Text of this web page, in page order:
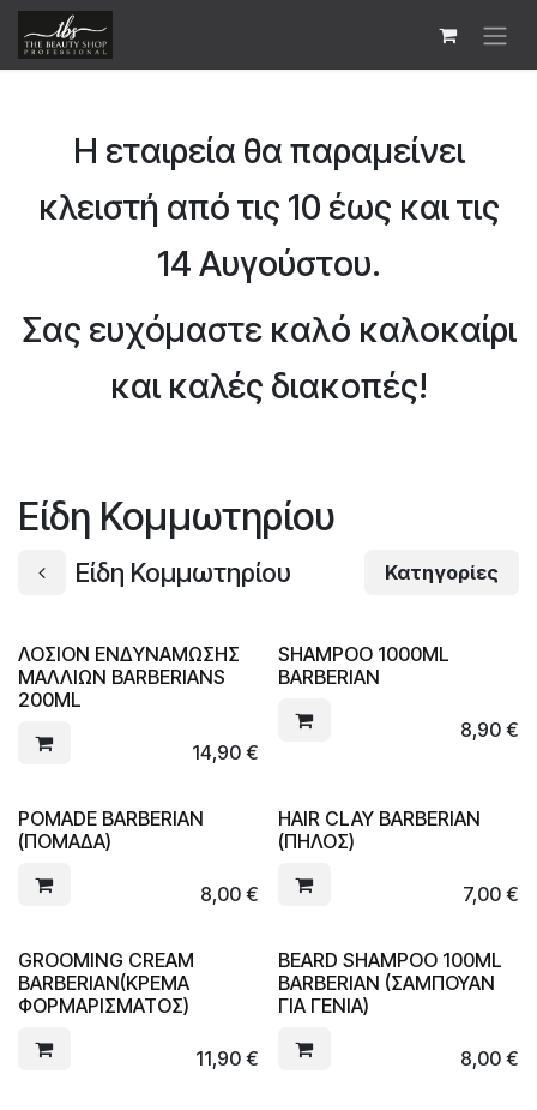
Skip to Content
Η εταιρεία θα παραμείνει
κλειστή από τις 10 έως και τις
14 Αυγούστου.
Σας ευχόμαστε καλό καλοκαίρι
και καλές διακοπές!
Είδη Κομμωτηρίου
Είδη Κομμωτηρίου Κατηγορίες
ΛΟΣΙΟΝ ΕΝΔΥΝΑΜΩΣΗΣ
ΜΑΛΛΙΩΝ BARBERIANS
200ML
14,90€
SHAMPOO 1000ML
BARBERIAN
8,90€
POMADE BARBERIAN
(ΠΟΜΑΔΑ)
8,00€
HAIR CLAY BARBERIAN
(ΠΗΛΟΣ)
7,00€
GROOMING CREAM
BARBERIAN(ΚΡΕΜΑ
ΦΟΡΜΑΡΙΣΜΑΤΟΣ)
11,90€
BEARD SHAMPOO 100ML
BARBERIAN (ΣΑΜΠΟΥΑΝ
ΓΙΑ ΓΕΝΙΑ)
8,00€